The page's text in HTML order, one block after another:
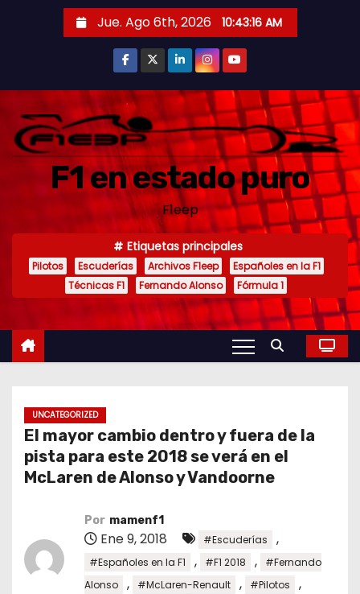
i
Jue. Ago 6th, 2026 10:43:18 AM
F1 en estado puro
F1eep
Etiquetas principales
Pilotos Escuderías Archivos F1eep
Españoles en la F1
Técnicas F1
Fernando Alonso Fórmula 1
UNCATEGORIZED
El mayor cambio dentro y fuera de la
pista para este 2018 se verá en el
McLaren de Alonso y Vandoorne
Por mamenf1
Ene 9, 2018 #Escuderías ,
#Españoles en la F1 , #F1 2018 ,
#Fernando
Alonso
, #McLaren-Renault , #Pilotos ,